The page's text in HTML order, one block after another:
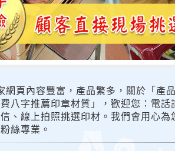
網頁內容豐富，產品繁多，關於「產
八字推薦印章材質」，歡迎您：電
、線上拍照挑選印材。我們會用心
絲專業。